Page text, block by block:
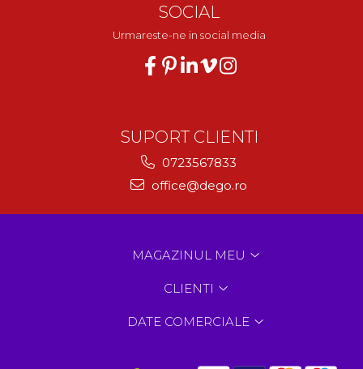
SOCIAL
Urmareste-ne in social media
SUPORT CLIENTI
0723567833
office@dego.ro
MAGAZINUL MEU
CLIENTI
DATE COMERCIALE